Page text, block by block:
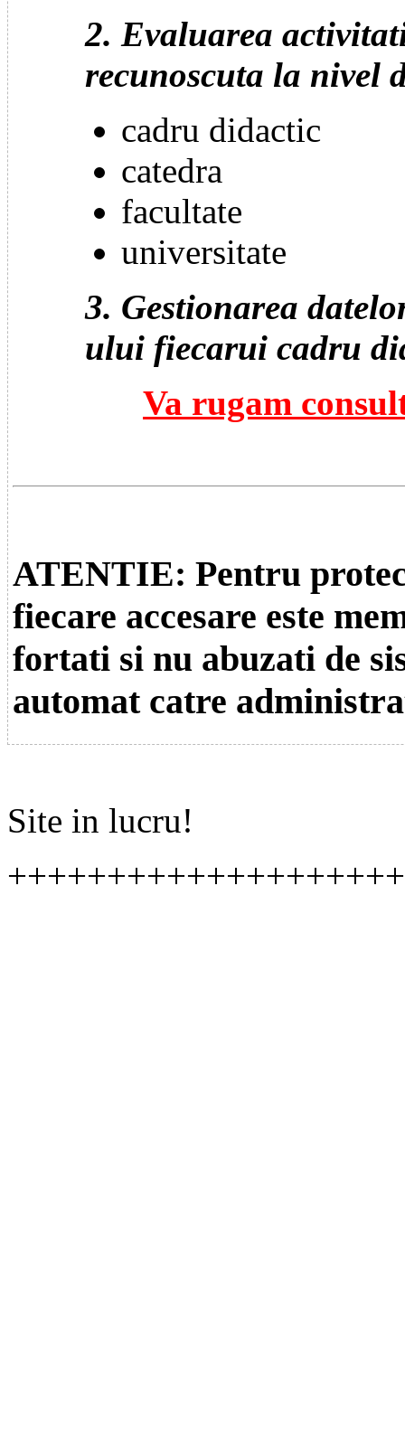
2. Evaluarea
recunoscuta la nivel
cadru didactic
catedra
facultate
universitate
3. Gestionarea
ului fiecarui cadru
Va rugam
ATENTIE: Pentru
fiecare accesare este
fortati si nu abuzati de
automat catre
Site in lucru!